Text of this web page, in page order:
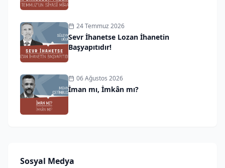
24 Temmuz 2026
Sevr İhanetse Lozan İhanetin
Başyapıtıdır!
06 Ağustos 2026
İman mı, İmkân mı?
Sosyal Medya